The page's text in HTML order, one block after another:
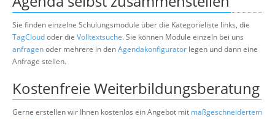
Sie finden einzelne Schulungsmodule über die Kategorieliste links, die
TagCloudoder die Volltextsuche. Sie können Module einzeln bei uns
anfragenoder mehrere in denAgendakonfigurator legen und dann eine
Anfrage stellen.
Kostenfreie Weiterbildungsberatung
Gerne erstellen wir Ihnen kostenlos ein Angebot mit maßgeschneidertem